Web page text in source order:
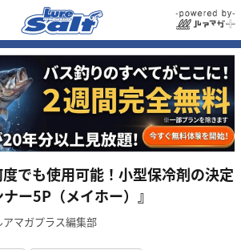
でも使用可能！小型保冷剤の決定
ー5P（メイホー）』
アマガプラス編集部